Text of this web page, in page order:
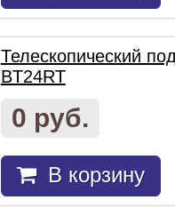
Телескопический
BT24RT
0 руб.
В корзину